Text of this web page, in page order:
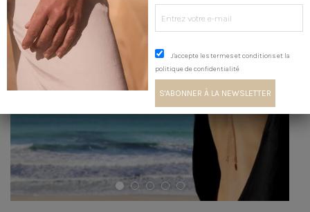
J'accepte les termes et conditions et la
politique de confidentialité